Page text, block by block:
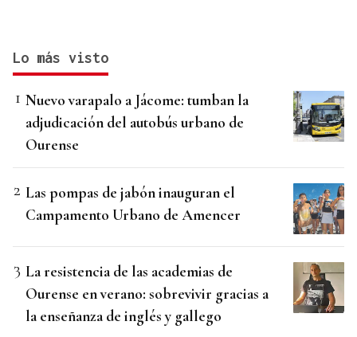
Lo más visto
Nuevo varapalo a Jácome: tumban la
adjudicación del autobús urbano de
Ourense
Las pompas de jabón inauguran el
Campamento Urbano de Amencer
La resistencia de las academias de
Ourense en verano: sobrevivir gracias a
la enseñanza de inglés y gallego